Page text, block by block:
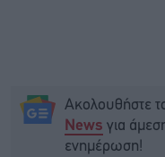
Ακολουθήστε
News για
ενημέρωση!